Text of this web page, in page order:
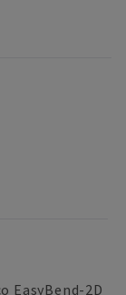
EasyBend-2D